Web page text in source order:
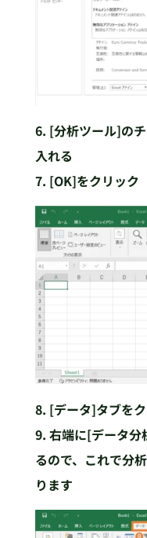
6. [分析ツール]の
入れる
7. [OK]をクリック
8. [データ]タブを
9. 右端に[データ分
るので、これで分
ります